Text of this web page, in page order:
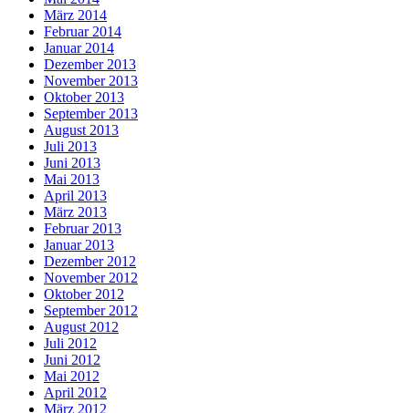
März 2014
Februar 2014
Januar 2014
Dezember 2013
November 2013
Oktober 2013
September 2013
August 2013
Juli 2013
Juni 2013
Mai 2013
April 2013
März 2013
Februar 2013
Januar 2013
Dezember 2012
November 2012
Oktober 2012
September 2012
August 2012
Juli 2012
Juni 2012
Mai 2012
April 2012
März 2012